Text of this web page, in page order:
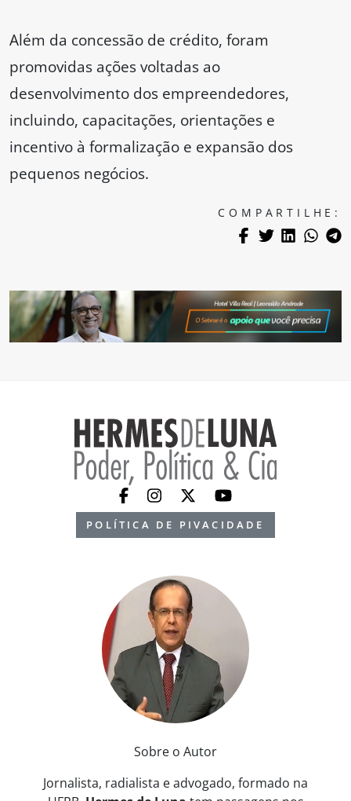
Além da concessão de crédito, foram
promovidas ações voltadas ao
desenvolvimento dos empreendedores,
incluindo, capacitações, orientações e
incentivo à formalização e expansão dos
pequenos negócios.
COMPARTILHE:
POLÍTICA DE PIVACIDADE
Sobre o Autor
Jornalista, radialista e advogado, formado na